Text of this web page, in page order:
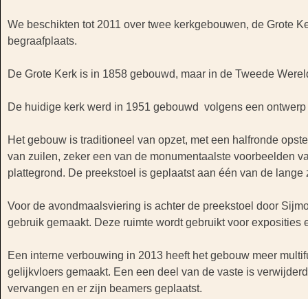
We beschikten tot 2011 over twee kerkgebouwen, de Grote
begraafplaats.
De Grote Kerk is in 1858 gebouwd, maar in de Tweede
De huidige kerk werd in 1951 gebouwd volgens een
Het gebouw is traditioneel van opzet, met een halfronde
van zuilen, zeker een van de monumentaalste voorbeelden
plattegrond. De preekstoel is geplaatst aan één van de lange
Voor de avondmaalsviering is achter de preekstoel door
gebruik gemaakt. Deze ruimte wordt gebruikt voor exposities
Een interne verbouwing in 2013 heeft het gebouw meer
gelijkvloers gemaakt. Een een deel van de vaste is
vervangen en er zijn beamers geplaatst.